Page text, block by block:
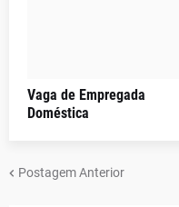
Vaga de Empregada
Doméstica
Postagem Anterior